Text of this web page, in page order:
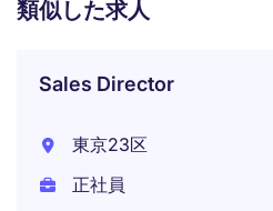
類似した求人
Sales Director
東京23区
正社員